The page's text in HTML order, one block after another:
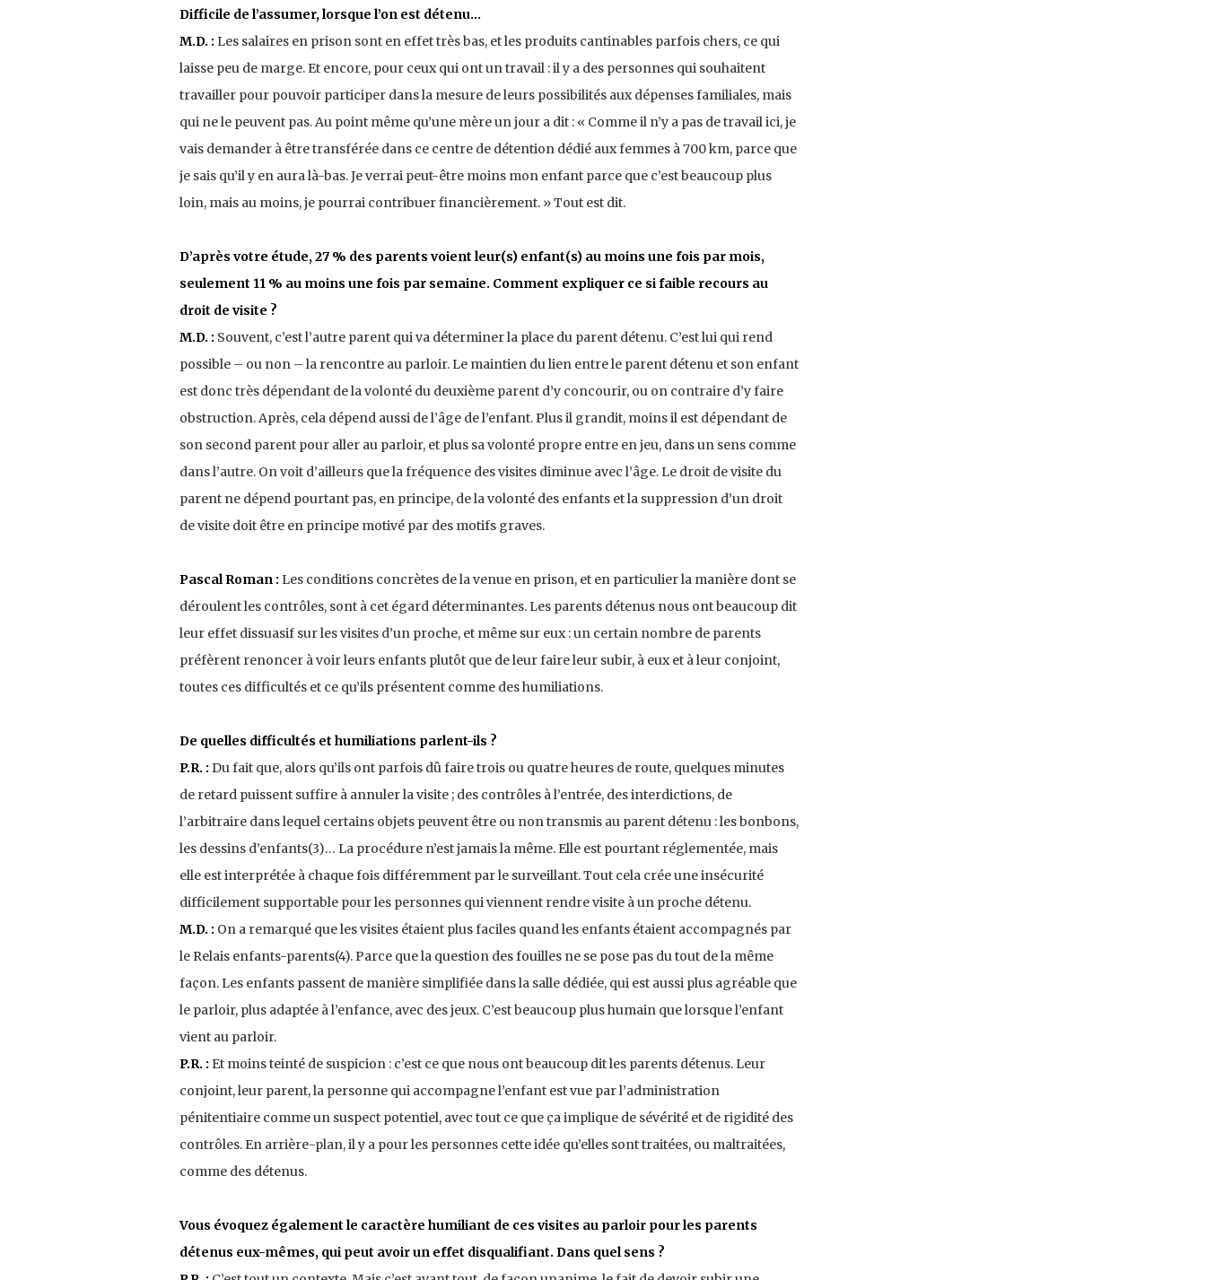
Difficile de l’assumer, lorsque l’on est détenu…
M.D. : Les salaires en prison sont en effet très bas, et les produits cantinables parfois chers, ce qui
laisse peu de marge. Et encore, pour ceux qui ont un travail : il y a des personnes qui souhaitent
travailler pour pouvoir participer dans la mesure de leurs possibilités aux dépenses familiales, mais
qui ne le peuvent pas. Au point même qu’une mère un jour a dit : « Comme il n’y a pas de travail ici, je
vais demander à être transférée dans ce centre de détention dédié aux femmes à 700 km, parce que
je sais qu’il y en aura là-bas. Je verrai peut-être moins mon enfant parce que c’est beaucoup plus
loin, mais au moins, je pourrai contribuer financièrement. » Tout est dit.
D’après votre étude, 27 % des parents voient leur(s) enfant(s) au moins une fois par mois,
seulement 11 % au moins une fois par semaine. Comment expliquer ce si faible recours au
droit de visite ?
M.D. : Souvent, c’est l’autre parent qui va déterminer la place du parent détenu. C’est lui qui rend
possible – ou non – la rencontre au parloir. Le maintien du lien entre le parent détenu et son enfant
est donc très dépendant de la volonté du deuxième parent d’y concourir, ou on contraire d’y faire
obstruction. Après, cela dépend aussi de l’âge de l’enfant. Plus il grandit, moins il est dépendant de
son second parent pour aller au parloir, et plus sa volonté propre entre en jeu, dans un sens comme
dans l’autre. On voit d’ailleurs que la fréquence des visites diminue avec l’âge. Le droit de visite du
parent ne dépend pourtant pas, en principe, de la volonté des enfants et la suppression d’un droit
de visite doit être en principe motivé par des motifs graves.
Pascal Roman : Les conditions concrètes de la venue en prison, et en particulier la manière dont se
déroulent les contrôles, sont à cet égard déterminantes. Les parents détenus nous ont beaucoup dit
leur effet dissuasif sur les visites d’un proche, et même sur eux : un certain nombre de parents
préfèrent renoncer à voir leurs enfants plutôt que de leur faire leur subir, à eux et à leur conjoint,
toutes ces difficultés et ce qu’ils présentent comme des humiliations.
De quelles difficultés et humiliations parlent-ils ?
P.R. : Du fait que, alors qu’ils ont parfois dû faire trois ou quatre heures de route, quelques minutes
de retard puissent suffire à annuler la visite ; des contrôles à l’entrée, des interdictions, de
l’arbitraire dans lequel certains objets peuvent être ou non transmis au parent détenu : les bonbons,
les dessins d’enfants(3)… La procédure n’est jamais la même. Elle est pourtant réglementée, mais
elle est interprétée à chaque fois différemment par le surveillant. Tout cela crée une insécurité
difficilement supportable pour les personnes qui viennent rendre visite à un proche détenu.
M.D. : On a remarqué que les visites étaient plus faciles quand les enfants étaient accompagnés par
le Relais enfants-parents(4). Parce que la question des fouilles ne se pose pas du tout de la même
façon. Les enfants passent de manière simplifiée dans la salle dédiée, qui est aussi plus agréable que
le parloir, plus adaptée à l’enfance, avec des jeux. C’est beaucoup plus humain que lorsque l’enfant
vient au parloir.
P.R. : Et moins teinté de suspicion : c’est ce que nous ont beaucoup dit les parents détenus. Leur
conjoint, leur parent, la personne qui accompagne l’enfant est vue par l’administration
pénitentiaire comme un suspect potentiel, avec tout ce que ça implique de sévérité et de rigidité des
contrôles. En arrière-plan, il y a pour les personnes cette idée qu’elles sont traitées, ou maltraitées,
comme des détenus.
Vous évoquez également le caractère humiliant de ces visites au parloir pour les parents
détenus eux-mêmes, qui peut avoir un effet disqualifiant. Dans quel sens ?